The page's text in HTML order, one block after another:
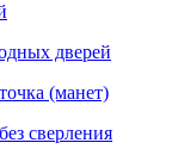
дверей
(манет)
сверления